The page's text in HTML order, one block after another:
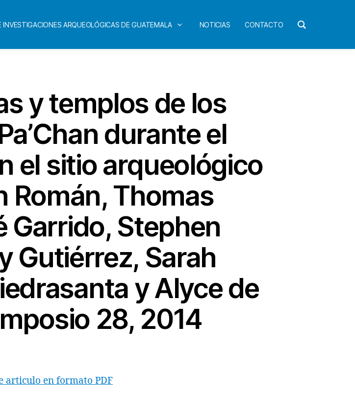
INVESTIGACIONES ARQUEOLÓGICAS DE GUATEMALA NOTICIAS CONTACTO
y templos de los
durante el
el sitio arqueológico
Román, Thomas
Garrido, Stephen
Gutiérrez, Sarah
y Alyce de
28, 2014
articulo en formato PDF